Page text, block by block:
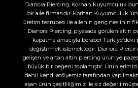
Dianora Piercing, Korhan Kuyumculuk
bir aile firmasıdır. Korhan Kuyumculuk
üretim tecrübesi ile ailenin genç neslinin
Dianora Piercing, piyasada görülen altın
kapatma amacıyla beraber Türkiye’deki
değiştirmek istemektedir. Dianora
gelişen ve artan altın piercing ürün
büyük bir beğeni toplamıştır.
dahil kendi atölyemiz tarafından
aşan ürün çeşitliliğimiz ile siz değerli